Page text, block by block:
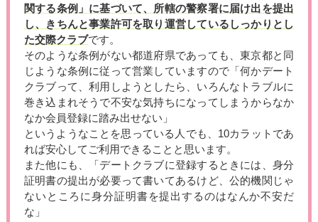
関する条例」に基づいて、所轄の警察署に届け出を提出
し、きちんと事業許可を取り運営しているしっかりとし
た交際クラブです。
そのような条例がない都道府県であっても、東京都と同
じような条例に従って営業していますので「何かデート
クラブって、利用しようとしたら、いろんなトラブルに
巻き込まれそうで不安な気持ちになってしまうからなか
なか会員登録に踏み出せない」
というようなことを思っている人でも、10カラットであ
れば安心してご利用できることと思います。
また他にも、「デートクラブに登録するときには、身分
証明書の提出が必要って書いてあるけど、公的機関じゃ
ないところに身分証明書を提出するのはなんか不安だ
な」